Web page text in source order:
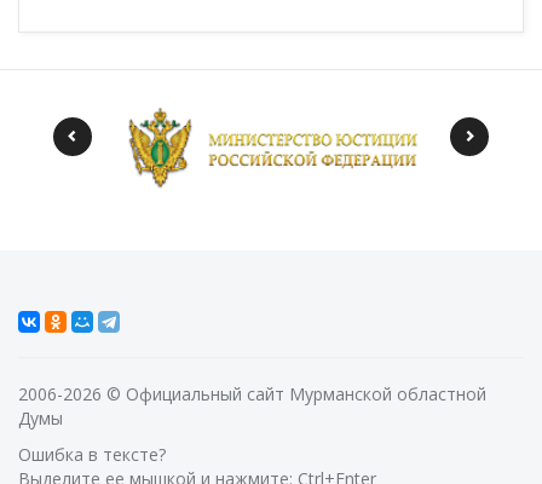
2006-2026 © Официальный сайт Мурманской областной
Думы
Ошибка в тексте?
Выделите ее мышкой и нажмите: Ctrl+Enter